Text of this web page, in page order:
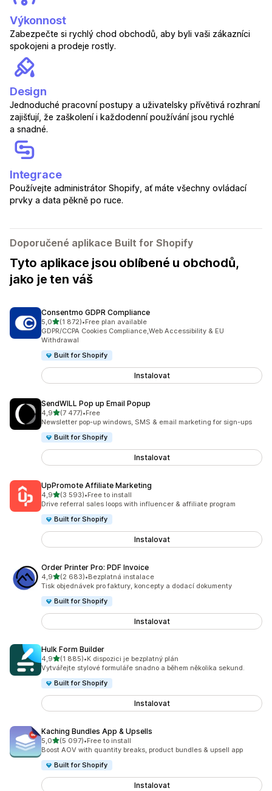
Výkonnost
Zabezpečte si rychlý chod obchodů, aby byli vaši zákazníci
spokojeni a prodeje rostly.
Design
Jednoduché pracovní postupy a uživatelsky přívětivá rozhraní
zajišťují, že zaškolení i každodenní používání jsou rychlé
a snadné.
Integrace
Používejte administrátor Shopify, ať máte všechny ovládací
prvky a data pěkně po ruce.
Doporučené aplikace Built for Shopify
Tyto aplikace jsou oblíbené u obchodů,
jako je ten váš
Consentmo GDPR Compliance
5,0z 5 hvězd
(1 872)
Celkový počet recenzí: 1872
•Free plan available
GDPR/CCPA Cookies Compliance,Web Accessibility & EU
Withdrawal
Built for Shopify
Instalovat
SendWILL Pop up Email Popup
4,9z 5 hvězd
(7 477)
Celkový počet recenzí: 7477
•Free
Newsletter pop-up windows, SMS & email marketing for sign-ups
Built for Shopify
Instalovat
UpPromote Affiliate Marketing
4,9z 5 hvězd
(3 593)
Celkový počet recenzí: 3593
•Free to install
Drive referral sales loops with influencer & affiliate program
Built for Shopify
Instalovat
Order Printer Pro: PDF Invoice
4,9z 5 hvězd
(2 683)
Celkový počet recenzí: 2683
•Bezplatná instalace
Tisk objednávek pro faktury, koncepty a dodací dokumenty
Built for Shopify
Instalovat
Hulk Form Builder
4,9z 5 hvězd
(1 885)
Celkový počet recenzí: 1885
•K dispozici je bezplatný plán
Vytvářejte stylové formuláře snadno a během několika sekund.
Built for Shopify
Instalovat
Kaching Bundles App & Upsells
5,0z 5 hvězd
(5 097)
Celkový počet recenzí: 5097
•Free to install
Boost AOV with quantity breaks, product bundles & upsell app
Built for Shopify
Instalovat